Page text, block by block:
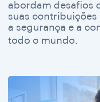
abordam desafios
suas
a segurança e a
todo o mundo.